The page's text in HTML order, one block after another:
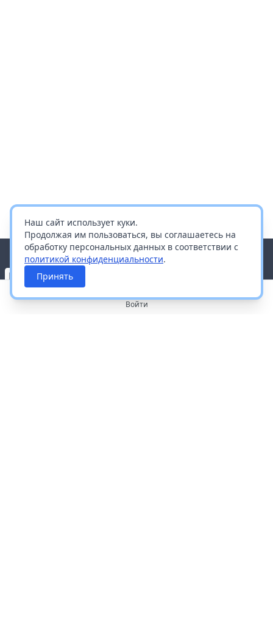
Наш сайт использует куки.
Продолжая им пользоваться, вы соглашаетесь на
обработку персональных данных в соответствии с
политикой конфиденциальности.
Принять
Войти